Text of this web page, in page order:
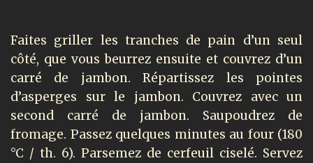
Faites griller les tranches de pain d’un seul
côté, que vous beurrez ensuite et couvrez d’un
carré de jambon. Répartissez les pointes
d’asperges sur le jambon. Couvrez avec un
second carré de jambon. Saupoudrez de
fromage. Passez quelques minutes au four (180
°C / th. 6). Parsemez de cerfeuil ciselé. Servez